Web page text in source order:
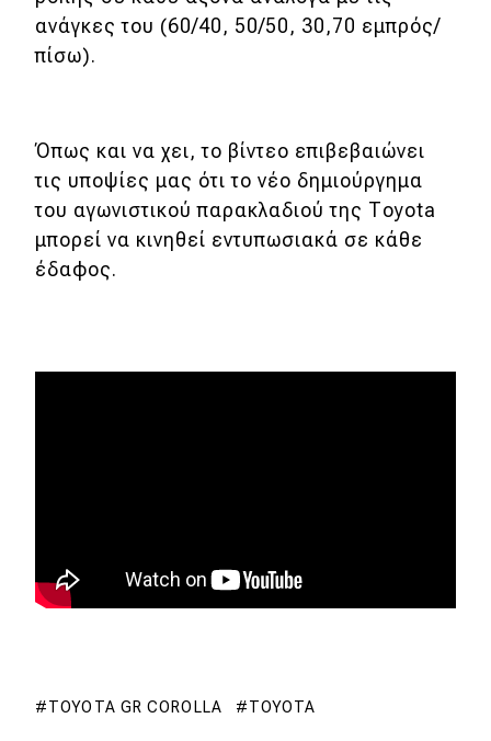
Classic
Παρουσιάσεις
DRIVE Away
Συμβουλές
ανάγκες του (60/40, 50/50, 30,70 εμπρός/
πίσω).
Όπως και να χει, το βίντεο επιβεβαιώνει
τις υποψίες μας ότι το νέο δημιούργημα
του αγωνιστικού παρακλαδιού της Τoyota
μπορεί να κινηθεί εντυπωσιακά σε κάθε
έδαφος.
TOYOTA GR COROLLA TOYOTA